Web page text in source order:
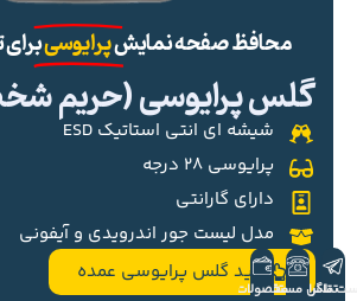
محافظ صفحه نمایشپرایوسی
گلس پرایوسی (حریم
شیشه ای انتی استاتیک ESD
پرایوسی ۲۸ درجه
دارای گارانتی
مدل لیست جور اندرویدی و آیفونی
خرید گلس پرایوسی عمده
تلگرام
تماس مستقیم
محصولات